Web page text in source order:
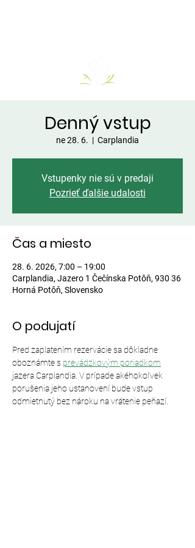
Denný vstup
ne 28. 6.
  |
Carplandia
Vstupenky nie sú v predaji
Pozrieť ďalšie udalosti
Čas a miesto
28. 6. 2026, 7:00 – 19:00
Carplandia, Jazero 1 Čečínska Potôň, 930 36
Horná Potôň, Slovensko
O podujatí
Pred zaplatením rezervácie sa dôkladne
oboznámte s prevádzkovým poriadkom
jazera Carplandia. V prípade akéhokoľvek
porušenia jeho ustanovení bude vstup
odmietnutý bez nároku na vrátenie peňazí.